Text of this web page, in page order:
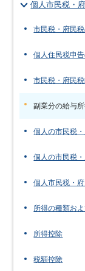
個人市民税・
市民税・府民
個人住民税申
市民税・府民
副業分の給与
個人の市民税
個人の市民税
個人市民税・
所得の種類お
所得控除
税額控除